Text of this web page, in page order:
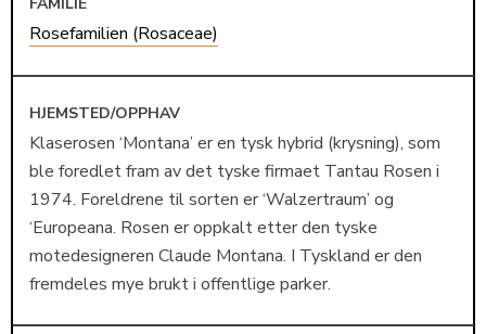
FAMILIE
Rosefamilien (Rosaceae)
HJEMSTED/OPPHAV
Klaserosen ‘Montana’ er en tysk hybrid (krysning), som
ble foredlet fram av det tyske firmaet Tantau Rosen i
1974. Foreldrene til sorten er ‘Walzertraum’ og
‘Europeana. Rosen er oppkalt etter den tyske
motedesigneren Claude Montana. I Tyskland er den
fremdeles mye brukt i offentlige parker.